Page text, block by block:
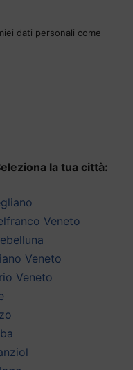
dati personali come
la tua città:
Veneto
Veneto
Veneto